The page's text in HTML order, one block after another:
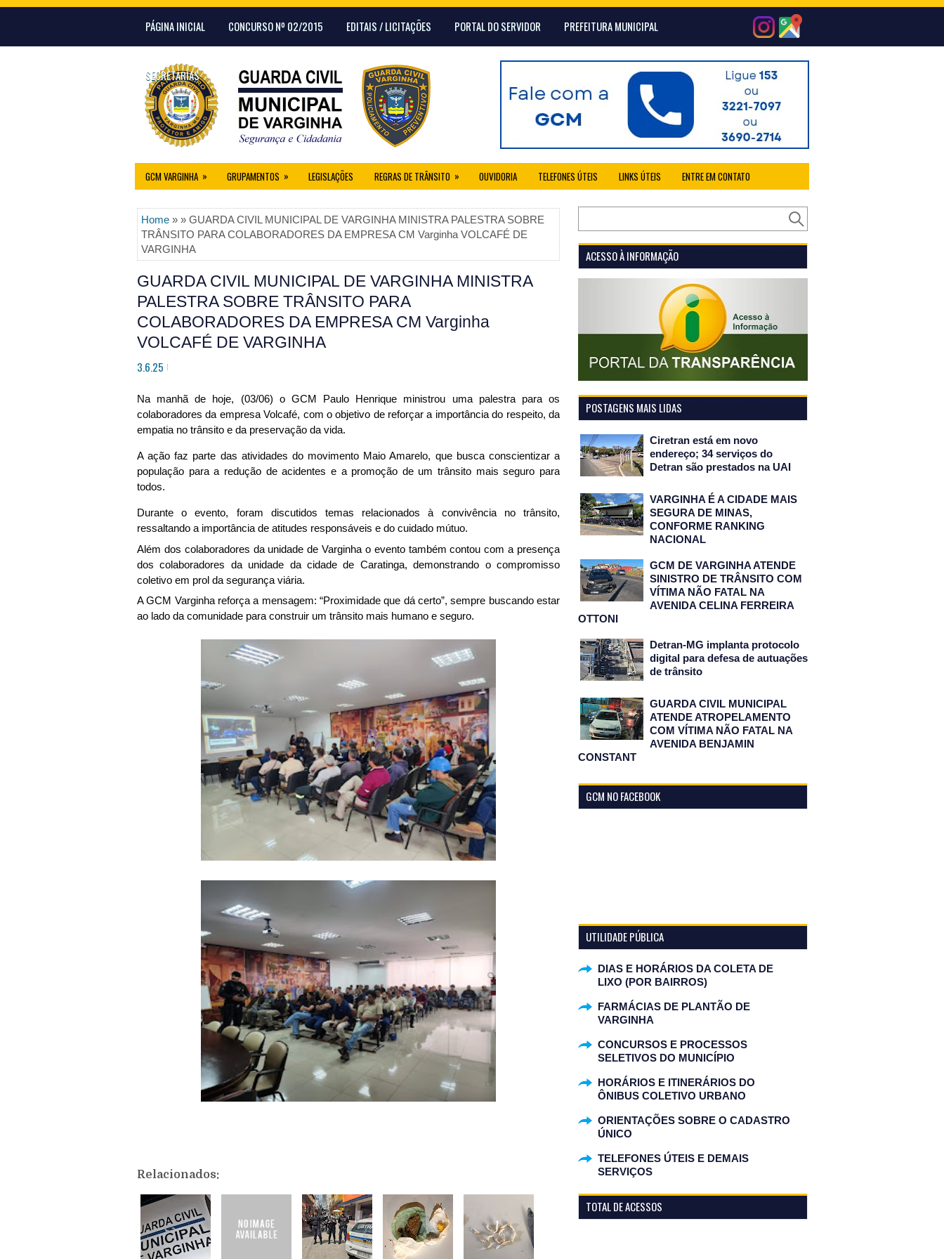
PÁGINA INICIAL CONCURSO Nº 02/2015 EDITAIS / LICITAÇÕES PORTAL DO SERVIDOR PREFEITURA MUNICIPAL
SECRETARIAS
GCM VARGINHA » GRUPAMENTOS » LEGISLAÇÕES REGRAS DE TRÂNSITO » OUVIDORIA TELEFONES ÚTEIS LINKS ÚTEIS ENTRE EM CONTATO
Home » » GUARDA CIVIL MUNICIPAL DE VARGINHA MINISTRA PALESTRA SOBRE
TRÂNSITO PARA COLABORADORES DA EMPRESA CM Varginha VOLCAFÉ DE
VARGINHA
GUARDA CIVIL MUNICIPAL DE VARGINHA MINISTRA
PALESTRA SOBRE TRÂNSITO PARA
COLABORADORES DA EMPRESA CM Varginha
VOLCAFÉ DE VARGINHA
3.6.25
Na manhã de hoje, (03/06) o GCM Paulo Henrique ministrou uma palestra para os
colaboradores da empresa Volcafé, com o objetivo de reforçar a importância do respeito, da
empatia no trânsito e da preservação da vida.
A ação faz parte das atividades do movimento Maio Amarelo, que busca conscientizar a
população para a redução de acidentes e a promoção de um trânsito mais seguro para
todos.
Durante o evento, foram discutidos temas relacionados à convivência no trânsito,
ressaltando a importância de atitudes responsáveis e do cuidado mútuo.
Além dos colaboradores da unidade de Varginha o evento também contou com a presença
dos colaboradores da unidade da cidade de Caratinga, demonstrando o compromisso
coletivo em prol da segurança viária.
A GCM Varginha reforça a mensagem: “Proximidade que dá certo”, sempre buscando estar
ao lado da comunidade para construir um trânsito mais humano e seguro.
Relacionados:
ACESSO À INFORMAÇÃO
POSTAGENS MAIS LIDAS
Ciretran está em novo
endereço; 34 serviços do
Detran são prestados na UAI
VARGINHA É A CIDADE MAIS
SEGURA DE MINAS,
CONFORME RANKING
NACIONAL
GCM DE VARGINHA ATENDE
SINISTRO DE TRÂNSITO COM
VÍTIMA NÃO FATAL NA
AVENIDA CELINA FERREIRA
OTTONI
Detran-MG implanta protocolo
digital para defesa de autuações
de trânsito
GUARDA CIVIL MUNICIPAL
ATENDE ATROPELAMENTO
COM VÍTIMA NÃO FATAL NA
AVENIDA BENJAMIN
CONSTANT
GCM NO FACEBOOK
UTILIDADE PÚBLICA
DIAS E HORÁRIOS DA COLETA DE
LIXO (POR BAIRROS)
FARMÁCIAS DE PLANTÃO DE
VARGINHA
CONCURSOS E PROCESSOS
SELETIVOS DO MUNICÍPIO
HORÁRIOS E ITINERÁRIOS DO
ÔNIBUS COLETIVO URBANO
ORIENTAÇÕES SOBRE O CADASTRO
ÚNICO
TELEFONES ÚTEIS E DEMAIS
SERVIÇOS
TOTAL DE ACESSOS